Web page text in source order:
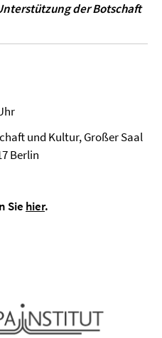
der Botschaft
und Kultur, Großer Saal
Berlin
Sie hier.